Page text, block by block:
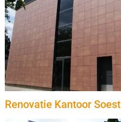
Renovatie Kantoor Soest